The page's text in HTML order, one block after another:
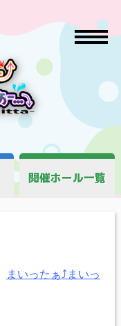
開催ホール一覧
まいったぁ⤴まいっ